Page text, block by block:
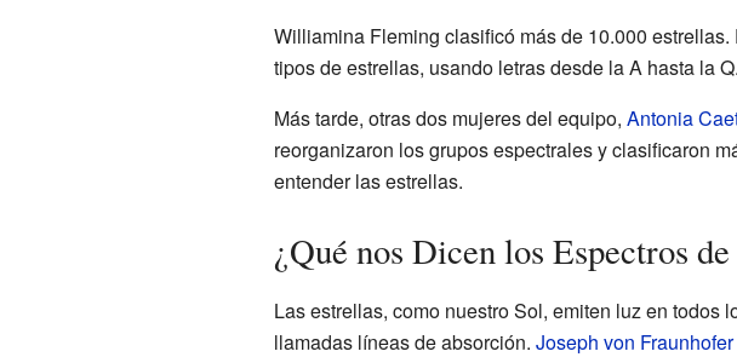
Williamina Fleming clasificó más de 10.000
tipos de estrellas, usando letras desde la A hasta la
Más tarde, otras dos mujeres del equipo, Antonia
reorganizaron los grupos espectrales y clasificaron
entender las estrellas.
¿Qué nos Dicen los Espectros
Las estrellas, como nuestro Sol, emiten luz en todos
llamadas líneas de absorción. Joseph von Fraunhofer